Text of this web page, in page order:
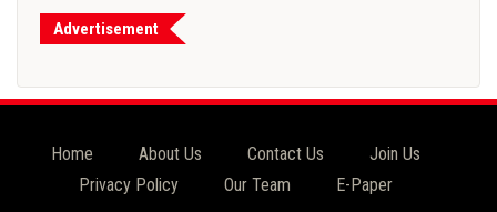
Advertisement
Home About Us Contact Us
Join Us
Privacy Policy
Our Team E-Paper